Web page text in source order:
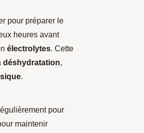
pour préparer le
heures avant
électrolytes. Cette
déshydratation,
.
pour
maintenir